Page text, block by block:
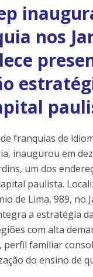
nos
franquias de
inaugurou em
um dos
paulista.
de Lima, 989, no
a estratégia
com alta
perfil familiar
do ensino de